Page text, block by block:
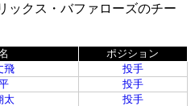
ックス・バファローズのチー
ポジション
飛
投手
投手
太
投手